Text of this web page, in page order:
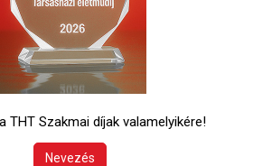
THT Szakmai díjak valamelyikére!
Nevezés